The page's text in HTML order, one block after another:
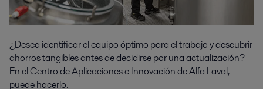
¿Desea identificar el equipo óptimo para el trabajo y descubrir
ahorros tangibles antes de decidirse por una actualización?
En el Centro de Aplicaciones e Innovación de Alfa Laval,
puede hacerlo.